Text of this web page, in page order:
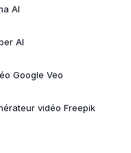
AI
AI
Google Veo
vidéo Freepik